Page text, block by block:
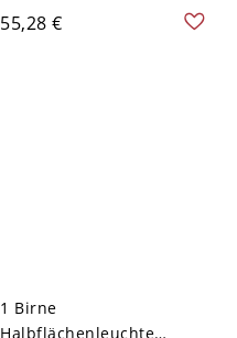
klarem Glasschirm,
Vintage-
55,28 €
1 Birne
Halbflächenleuchte